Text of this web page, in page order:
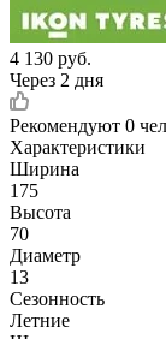
4 130 руб.
Через 2 дня
Рекомендуют 0
Характеристики
Ширина
175
Высота
70
Диаметр
13
Сезонность
Летние